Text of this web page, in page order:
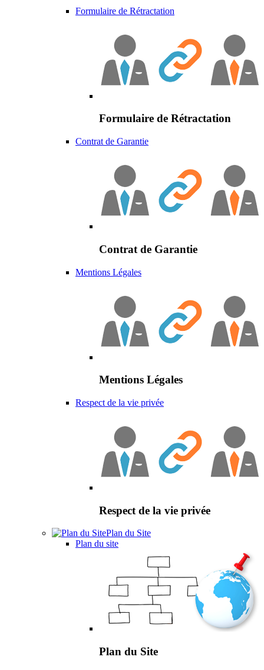
Formulaire de Rétractation
Formulaire de Rétractation
Contrat de Garantie
Contrat de Garantie
Mentions Légales
Mentions Légales
Respect de la vie privée
Respect de la vie privée
Plan du Site
Plan du site
Plan du Site